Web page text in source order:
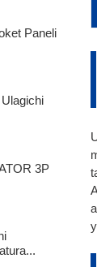
Paneli
3P